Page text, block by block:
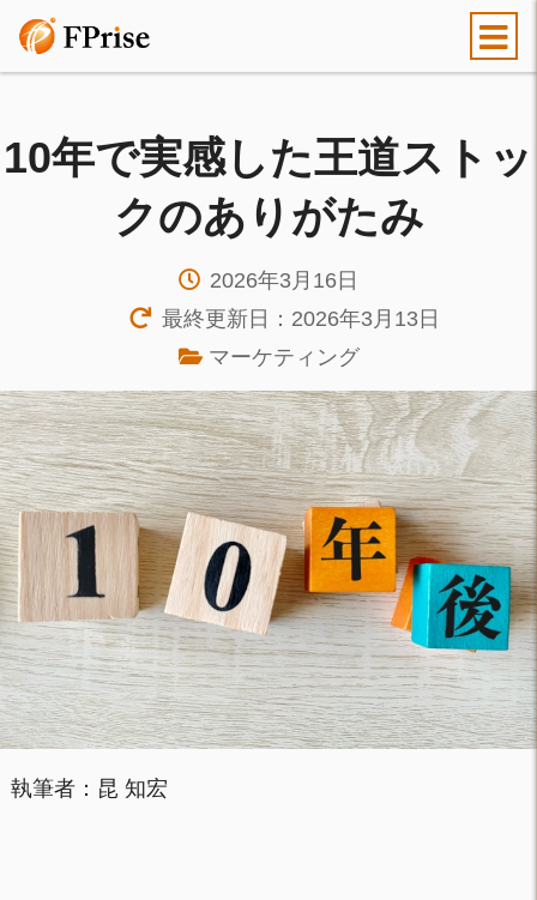
10年で実感した王道ストッ
クのありがたみ
2026年3月16日
最終更新日：2026年3月13日
マーケティング
執筆者：昆 知宏